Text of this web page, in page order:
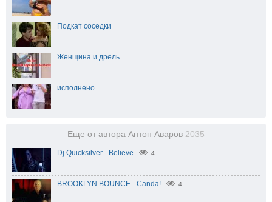
Подкат соседки
Женщина и дрель
исполнено
Еще от автора Антон Аваров 2035
Dj Quicksilver - Believe 4
BROOKLYN BOUNCE - Canda! 4